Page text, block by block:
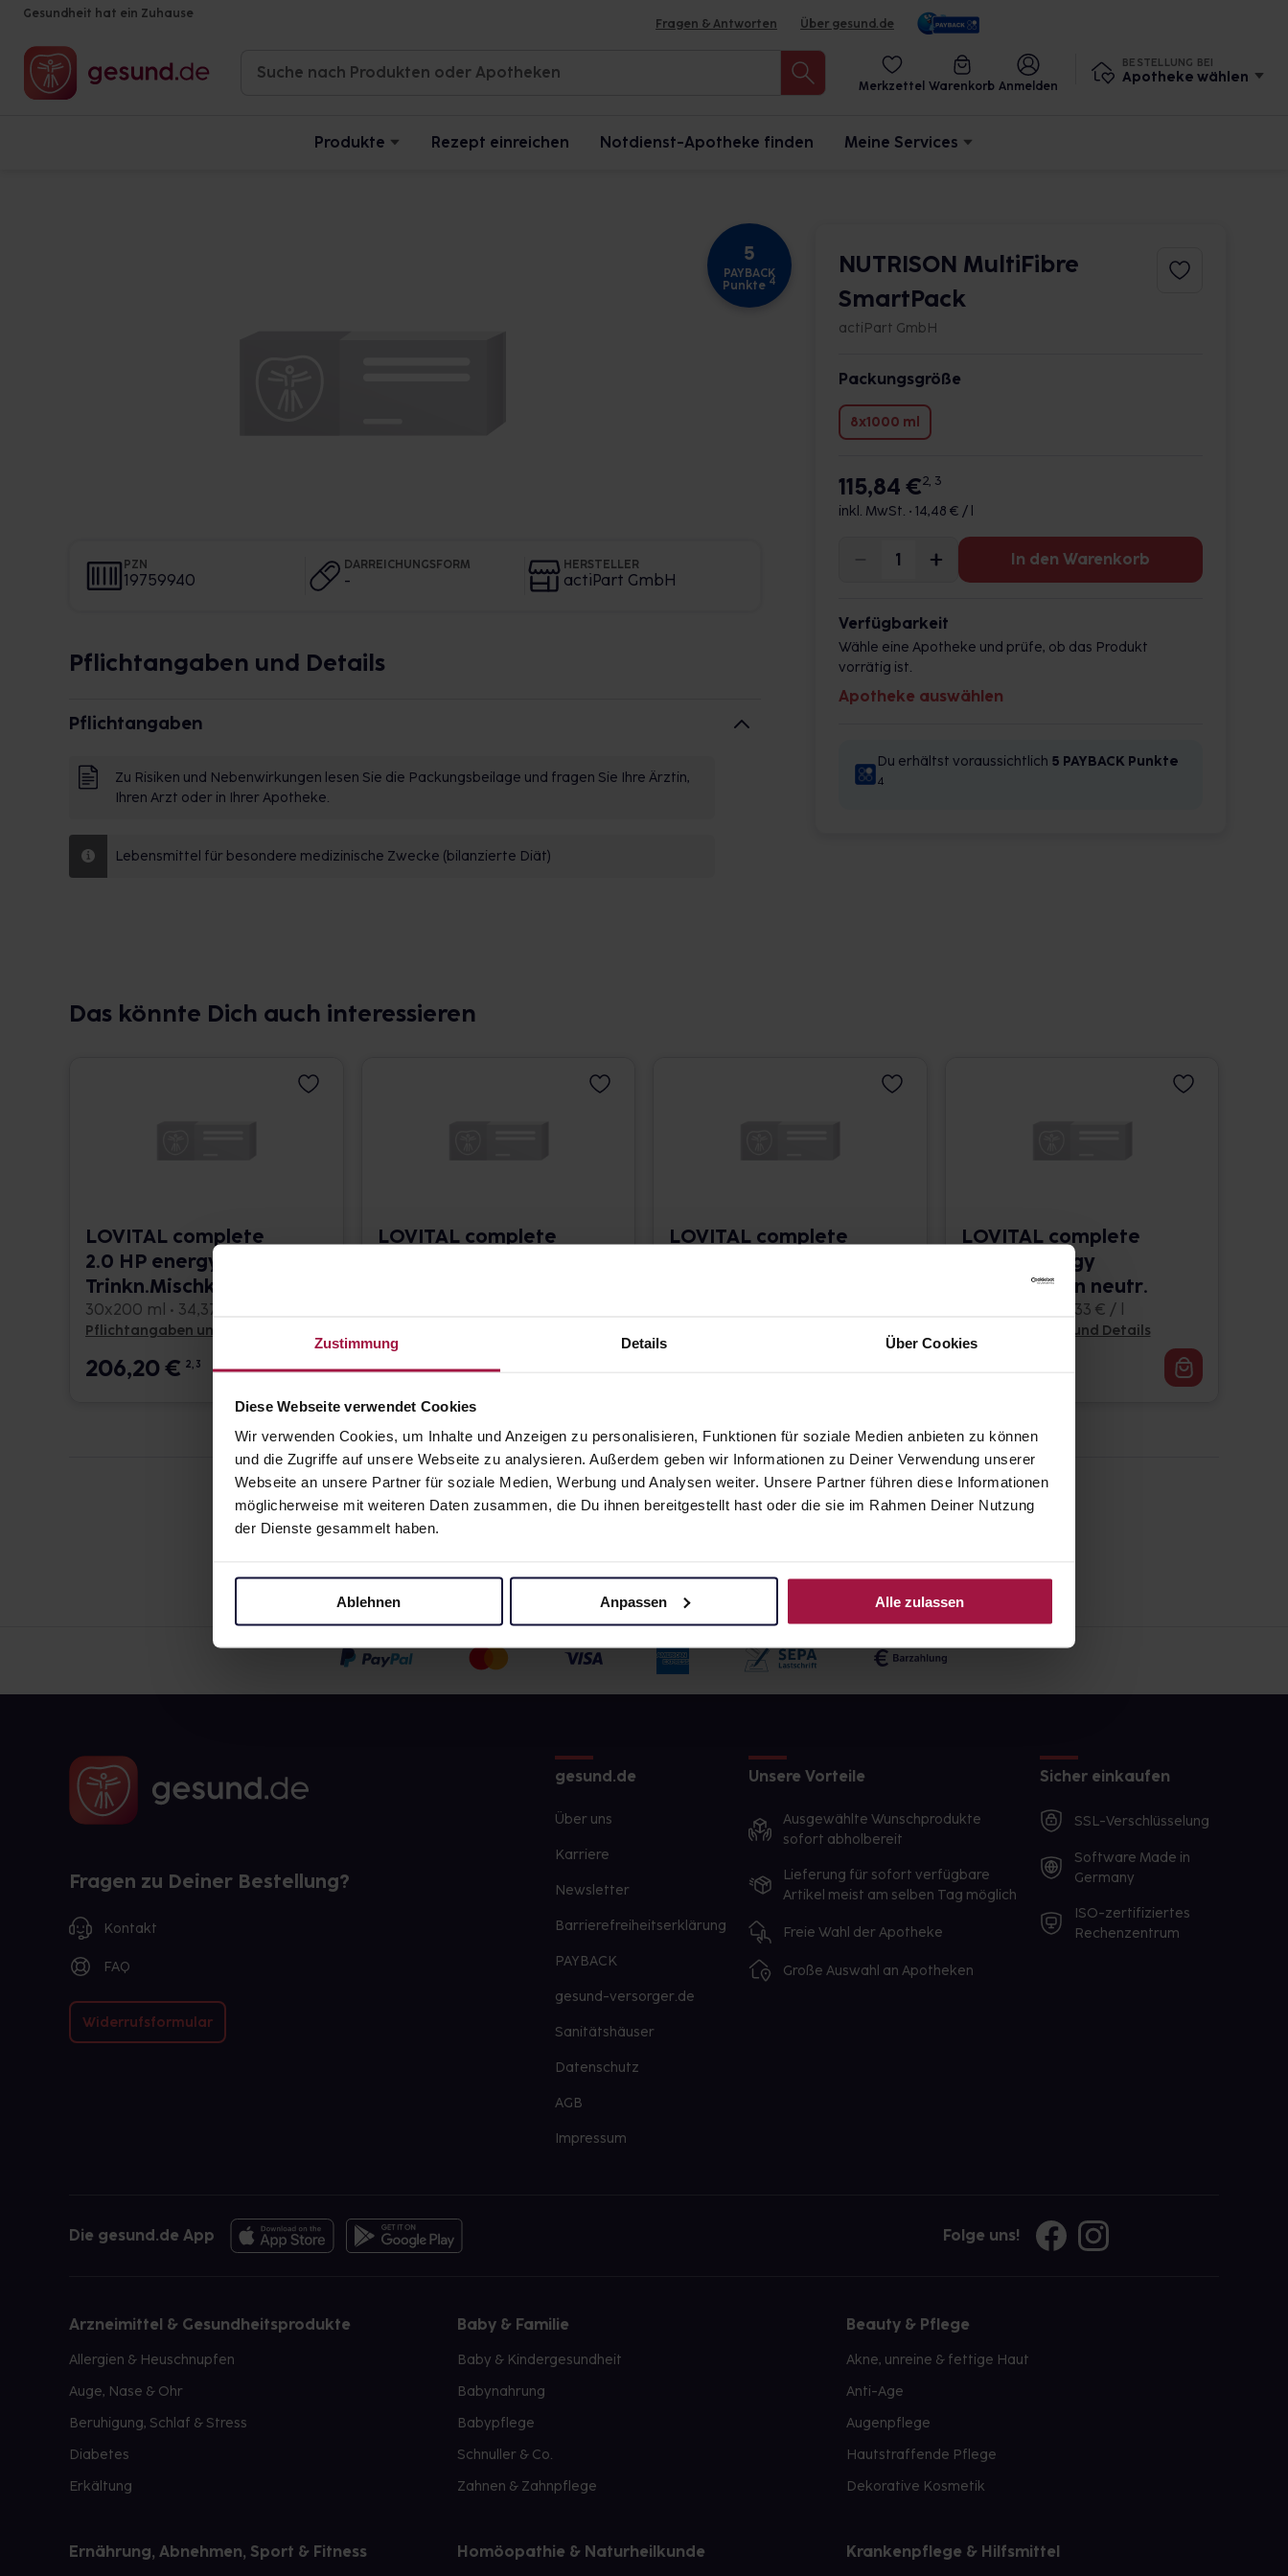
Zustimmung Details Über Cookies
Diese Webseite verwendet Cookies
Wir verwenden Cookies, um Inhalte und Anzeigen zu personalisieren, Funktionen für soziale Medien anbieten zu können
und die Zugriffe auf unsere Webseite zu analysieren. Außerdem geben wir Informationen zu Deiner Verwendung unserer
Webseite an unsere Partner für soziale Medien, Werbung und Analysen weiter. Unsere Partner führen diese Informationen
möglicherweise mit weiteren Daten zusammen, die Du ihnen bereitgestellt hast oder die sie im Rahmen Deiner Nutzung
der Dienste gesammelt haben.
Ablehnen Anpassen Alle zulassen
Gesundheit hat ein Zuhause
Fragen & Antworten Über gesund.de
Merkzettel Warenkorb Anmelden
BESTELLUNG BEI
Apotheke wählen
Produkte Rezept einreichen Notdienst-Apotheke finden Meine Services
5
PAYBACK
Punkte 4
PZN
19759940
DARREICHUNGSFORM
-
HERSTELLER
actiPart GmbH
Pflichtangaben und Details
Pflichtangaben
Zu Risiken und Nebenwirkungen lesen Sie die Packungsbeilage und fragen Sie Ihre Ärztin,
Ihren Arzt oder in Ihrer Apotheke.
Lebensmittel für besondere medizinische Zwecke (bilanzierte Diät)
NUTRISON MultiFibre
SmartPack
actiPart GmbH
Packungsgröße
8x1000 ml
115,84 €2, 3
inkl. MwSt. • 14,48 € / l
In den Warenkorb
Verfügbarkeit
Wähle eine Apotheke und prüfe, ob das Produkt
vorrätig ist.
Apotheke auswählen
Du erhältst voraussichtlich 5 PAYBACK Punkte
4
Das könnte Dich auch interessieren
LOVITAL complete
2.0 HP energy
Trinkn.Mischkarton
30x200 ml • 34,37 € / l
Pflichtangaben und Details
206,20€ 2, 3
LOVITAL complete
159,96€
LOVITAL complete
LOVITAL complete
2.0 HP energy
Trinkn.vegan neutr.
24x200 ml • 33,33 € / l
Pflichtangaben und Details
Fragen zu Deiner Bestellung?
Kontakt
FAQ
Widerrufsformular
gesund.de
Über uns
Karriere
Newsletter
Barrierefreiheitserklärung
PAYBACK
gesund-versorger.de
Sanitätshäuser
Datenschutz
AGB
Impressum
Unsere Vorteile
Ausgewählte Wunschprodukte
sofort abholbereit
Lieferung für sofort verfügbare
Artikel meist am selben Tag möglich
Freie Wahl der Apotheke
Große Auswahl an Apotheken
Sicher einkaufen
SSL-Verschlüsselung
Software Made in
Germany
ISO-zertifiziertes
Rechenzentrum
Die gesund.de App Folge uns!
Arzneimittel & Gesundheitsprodukte
Allergien & Heuschnupfen
Auge, Nase & Ohr
Beruhigung, Schlaf & Stress
Diabetes
Erkältung
Baby & Familie
Baby & Kindergesundheit
Babynahrung
Babypflege
Schnuller & Co.
Zahnen & Zahnpflege
Beauty & Pflege
Akne, unreine & fettige Haut
Anti-Age
Augenpflege
Hautstraffende Pflege
Dekorative Kosmetik
Ernährung, Abnehmen, Sport & Fitness Homöopathie & Naturheilkunde Krankenpflege & Hilfsmittel